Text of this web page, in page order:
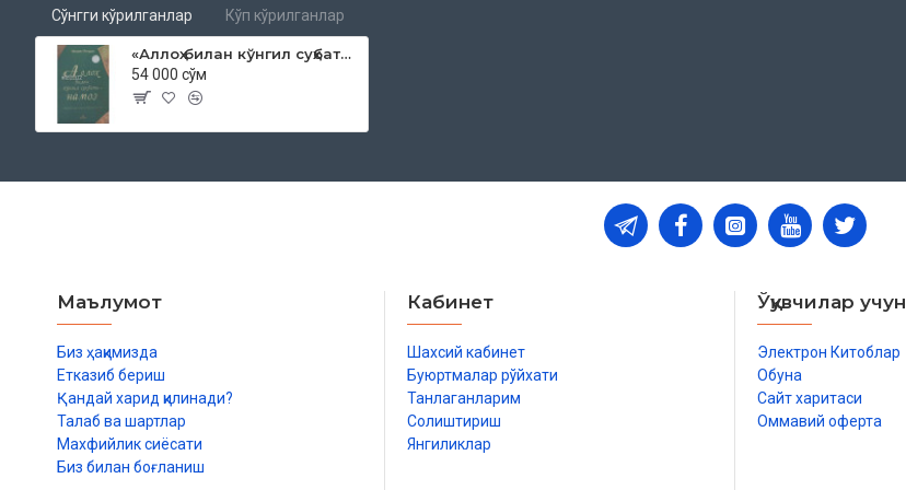
Сўнгги кўрилганлар Кўп кўрилганлар
«Аллоҳ билан кўнгил суҳбати - намоз»
54 000 сўм
Маълумот
Биз ҳақимизда
Етказиб бериш
Қандай харид қилинади?
Талаб ва шартлар
Махфийлик сиёсати
Биз билан боғланиш
Кабинет
Шахсий кабинет
Буюртмалар рўйхати
Танлаганларим
Солиштириш
Янгиликлар
Ўқувчилар учун
Электрон Китоблар
Обуна
Сайт харитаси
Оммавий оферта